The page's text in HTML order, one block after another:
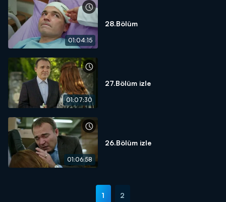
01:04:15
28.Bölüm
01:07:30
27.Bölüm izle
01:06:58
26.Bölüm izle
1 2